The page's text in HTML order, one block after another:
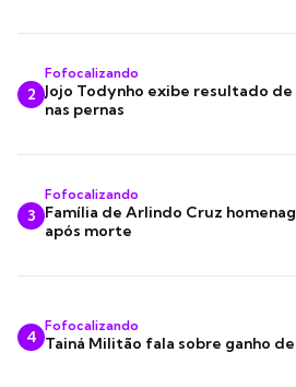
2
Fofocalizando
Jojo Todynho exibe resultado
nas pernas
3
Fofocalizando
Família de Arlindo Cruz
após morte
4
Fofocalizando
Tainá Militão fala sobre ganho